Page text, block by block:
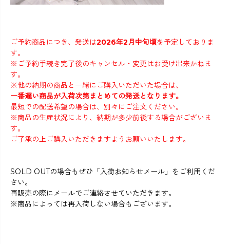
ご予約商品につき、発送は2026年2月中旬頃を予定しておりま
す。
※ご予約手続き完了後のキャンセル・変更はお受け出来かねま
す。
※他の納期の商品と一緒にご購入いただいた場合は、
一番遅い商品が入荷次第まとめての発送となります。
最短での配送希望の場合は、別々にご注文ください。
※商品の生産状況により、納期が多少前後する場合がございま
す。
ご了承の上ご購入いただきますようお願いいたします。
SOLD OUTの場合もぜひ「入荷お知らせメール」をご利用くだ
さい。
再販売の際にメールでご連絡させていただきます。
※商品によっては再入荷しない場合もございます。